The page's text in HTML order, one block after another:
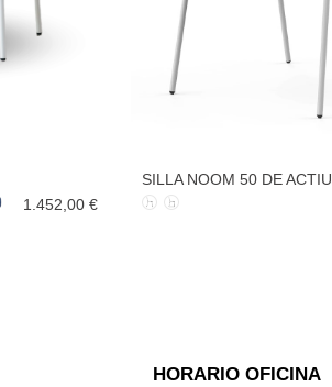
1.452,00 €
SILLA NOOM 50 DE ACTIU
HORARIO OFICINA